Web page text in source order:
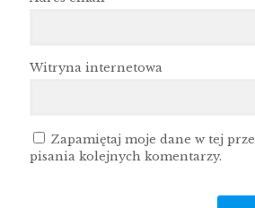
Witryna internetowa
Zapamiętaj moje dane w tej
pisania kolejnych komentarzy.